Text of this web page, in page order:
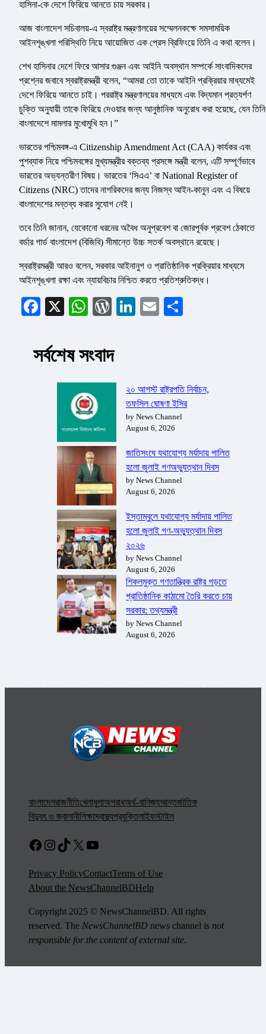
হাসিনা-কে দেশে ফিরিয়ে আনতে চায় সরকার।
আজ বাংলাদেশ সচিবালয়-এ স্বরাষ্ট্র মন্ত্রণালয়ের সম্মেলনকক্ষে সমসাময়িক
আইনশৃঙ্খলা পরিস্থিতি নিয়ে আয়োজিত এক প্রেস ব্রিফিংয়ে তিনি এ কথা বলেন।
শেখ হাসিনার দেশে ফিরে আসার গুঞ্জন এবং আইনি অবস্থান সম্পর্কে সাংবাদিকদের
প্রশ্নের জবাবে স্বরাষ্ট্রমন্ত্রী বলেন, “আমরা তো তাকে আইনি প্রক্রিয়ার মাধ্যমেই
দেশে ফিরিয়ে আনতে চাই। পররাষ্ট্র মন্ত্রণালয়ের মাধ্যমে এবং বিদ্যমান প্রত্যর্পণ
চুক্তি অনুযায়ী তাকে ফিরিয়ে দেওয়ার জন্য আনুষ্ঠানিক অনুরোধ করা হয়েছে, যেন তিনি
বাংলাদেশে মামলার মুখোমুখি হন।”
ভারতের পশ্চিমবঙ্গ-এ Citizenship Amendment Act (CAA) কার্যকর এবং
পুশব্যাক নিয়ে পশ্চিমবঙ্গের মুখ্যমন্ত্রীর বক্তব্য প্রসঙ্গে মন্ত্রী বলেন, এটি সম্পূর্ণভাবে
ভারতের অভ্যন্তরীণ বিষয়। ভারতের ‘সিএএ’ বা National Register of
Citizens (NRC) তাদের নাগরিকদের জন্য নিজস্ব আইন-কানুন এবং এ বিষয়ে
বাংলাদেশের মন্তব্য করার সুযোগ নেই।
তবে তিনি জানান, যেকোনো ধরনের অবৈধ অনুপ্রবেশ বা জোরপূর্বক প্রবেশ ঠেকাতে
বর্ডার গার্ড বাংলাদেশ (বিজিবি) সীমান্তে উচ্চ সতর্ক অবস্থানে রয়েছে।
স্বরাষ্ট্রমন্ত্রী আরও বলেন, সরকার আইনানুগ ও প্রাতিষ্ঠানিক প্রক্রিয়ার মাধ্যমে
আইনশৃঙ্খলা রক্ষা এবং ন্যায়বিচার নিশ্চিত করতে প্রতিশ্রুতিবদ্ধ।
Facebook
X WhatsApp
WordPress
LinkedIn
Email
সর্বশেষ সংবাদ
২০ আগস্ট রাষ্ট্রপতি নির্বাচন,
তফসিল ঘোষণা ইসির
by News Channel
August 6, 2026
জাতিসংঘে যথাযোগ্য মর্যাদায় পালিত
হলো জুলাই গণঅভ্যুত্থান দিবস
by News Channel
August 6, 2026
ইস্তাম্বুলে যথাযোগ্য মর্যাদায় পালিত
হলো জুলাই গণ-অভ্যুত্থান দিবস
২০২৬
by News Channel
August 6, 2026
শিকলমুক্ত গণতান্ত্রিক রাষ্ট্র গড়তে
প্রাতিষ্ঠানিক কাঠামো তৈরি করতে চায়
সরকার: তথ্যমন্ত্রী
by News Channel
August 6, 2026
বাংলাদেশরাজনীতিখেলাধুলাঅপরাধঅর্থ-বানিজ্যআন্তর্জাতিক
বিদ্যুৎ ও জ্বালানীশিক্ষাস্বাস্থ্যপ্রযুক্তিলাইফস্টাইল
Facebook
Instagram
TikTok
X YouTube
Privacy PolicyContactTerms of Use
About the NewsChannelBDHelp
Copyright 2025 © NewsChannelBD. All rights
reserved. The NewsChannelBD news channel is not
responsible for the content of external site.